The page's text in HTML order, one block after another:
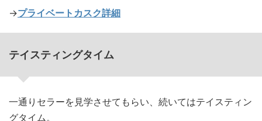
→プライベートカスク詳細
テイスティングタイム
一通りセラーを見学させてもらい、続いてはテイスティン
グタイム。